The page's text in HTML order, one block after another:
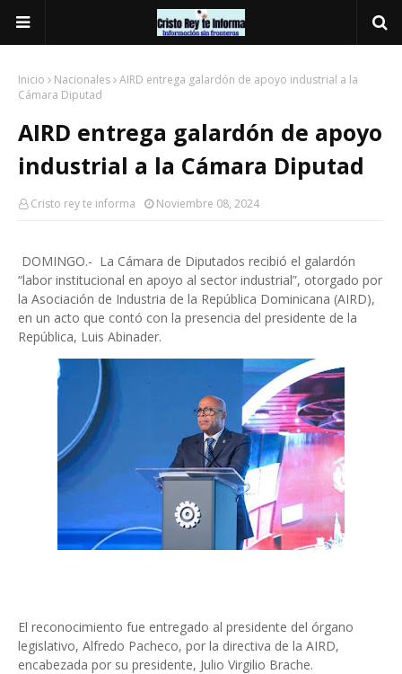
Inicio Nacionales AIRD entrega galardón de apoyo industrial a la
Cámara Diputad
AIRD entrega galardón de apoyo
industrial a la Cámara Diputad
Cristo rey te informa Noviembre 08, 2024
DOMINGO.- La Cámara de Diputados recibió el galardón
“labor institucional en apoyo al sector industrial”, otorgado por
la Asociación de Industria de la República Dominicana (AIRD),
en un acto que contó con la presencia del presidente de la
República, Luis Abinader.
El reconocimiento fue entregado al presidente del órgano
legislativo, Alfredo Pacheco, por la directiva de la AIRD,
encabezada por su presidente, Julio Virgilio Brache.